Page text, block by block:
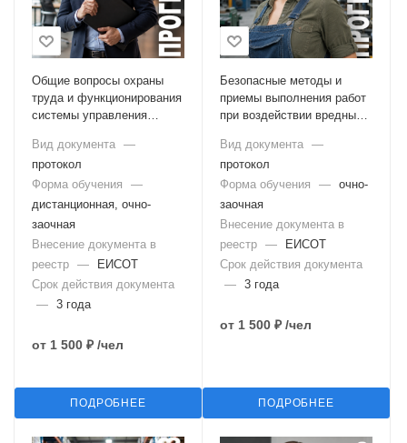
Общие вопросы охраны
труда и функционирования
системы управления
Вид документа —
протокол
Форма обучения
—
дистанционная, очно-
заочная
Внесение документа в
реестр —
ЕИСОТ
Срок действия документа
— 3 года
от 1 500 ₽ /чел
ПОДРОБНЕЕ
Безопасные методы и
приемы выполнения работ
при воздействии вредных и
производственных
факторов, источников
опасности,
идентифицированных в
рамках специальной
оценки условий труда и
оценки профессиональных
рисков
Вид документа —
протокол
Форма обучения
— очно-
заочная
Внесение документа в
реестр —
ЕИСОТ
Срок действия документа
— 3 года
от 1 500 ₽ /чел
ПОДРОБНЕЕ